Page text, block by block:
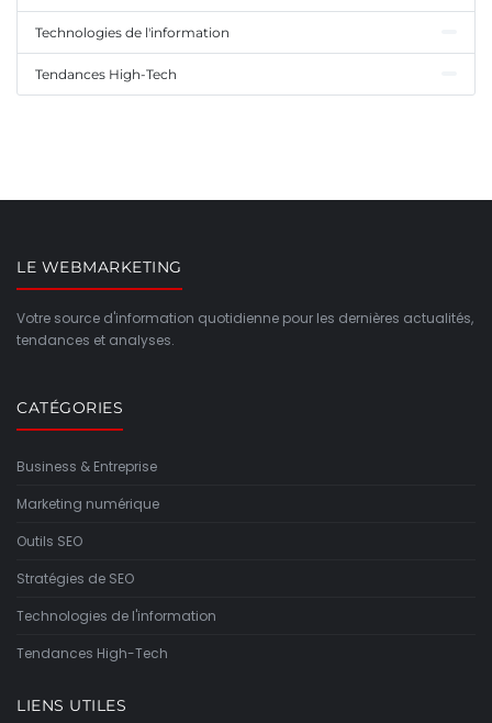
Technologies de l'information
Tendances High-Tech
LE WEBMARKETING
Votre source d'information quotidienne pour les dernières actualités,
tendances et analyses.
CATÉGORIES
Business & Entreprise
Marketing numérique
Outils SEO
Stratégies de SEO
Technologies de l'information
Tendances High-Tech
LIENS UTILES